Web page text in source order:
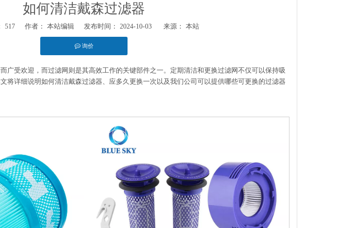
如何清洁戴森过滤器
517作者： 本站编辑 发布时间： 2024-10-03 来源： 本站
询价
广受欢迎，而过滤网则是其高效工作的关键部件之一。定期清洁和更换过滤网不仅可以保持吸
将详细说明如何清洁戴森过滤器、应多久更换一次以及我们公司可以提供哪些可更换的过滤器